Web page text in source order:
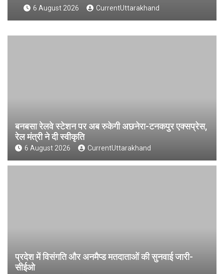
6 August 2026 CurrentUttarakhand
बनबसा रेलवे स्टेशन पर अब रुकेगी अछनेरा-टनकपुर एक्सप्रेस,
रेल मंत्री ने दी स्वीकृति
6 August 2026 CurrentUttarakhand
प्रदेश में विसंगति और अनमैप्ड मतदाताओं की सुनवाई जारी-
सीईओ